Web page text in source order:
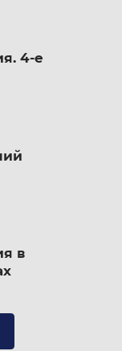
ЮНКТАД
по 2014 г.
военных
4-е
в